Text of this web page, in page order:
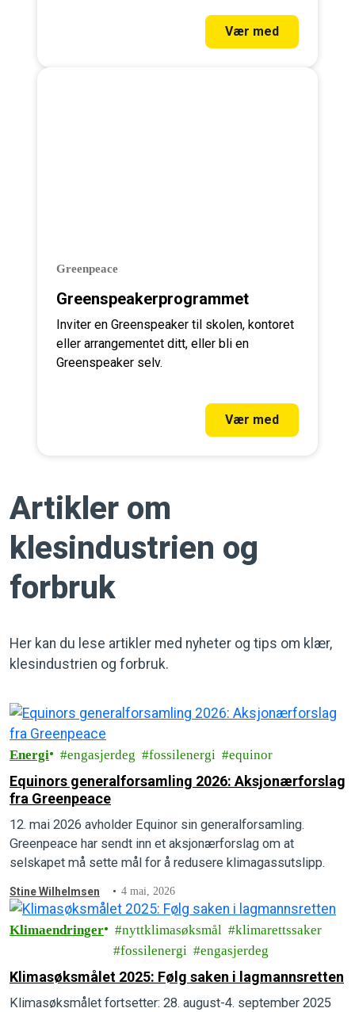
Vær med
Greenpeace
Greenspeakerprogrammet
Inviter en Greenspeaker til skolen, kontoret
eller arrangementet ditt, eller bli en
Greenspeaker selv.
Vær med
Artikler om
klesindustrien og
forbruk
Her kan du lese artikler med nyheter og tips om klær,
klesindustrien og forbruk.
Energi engasjerdeg fossilenergi equinor
Equinors generalforsamling 2026: Aksjonærforslag
fra Greenpeace
12. mai 2026 avholder Equinor sin generalforsamling.
Greenpeace har sendt inn et aksjonærforslag om at
selskapet må sette mål for å redusere klimagassutslipp.
Stine Wilhelmsen 4 mai, 2026
Klimaendringer nyttklimasøksmål
klimarettssaker
fossilenergi
engasjerdeg
Klimasøksmålet 2025: Følg saken i lagmannsretten
Klimasøksmålet fortsetter: 28. august-4. september 2025